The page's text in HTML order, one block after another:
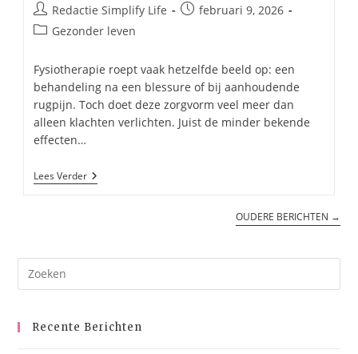
Bericht
auteur:
Redactie Simplify Life
Berichtfebruari 9, 2026
Berichtcategorie:
Gezonder leven
Fysiotherapie roept vaak hetzelfde beeld op: een
behandeling na een blessure of bij aanhoudende
rugpijn. Toch doet deze zorgvorm veel meer dan
alleen klachten verlichten. Juist de minder bekende
effecten…
Lees Verder7
Voordelen
Kende
OUDERE BERICHTEN →
Recente Berichten